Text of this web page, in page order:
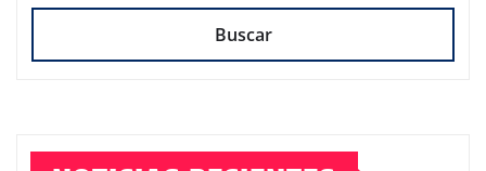
Buscar